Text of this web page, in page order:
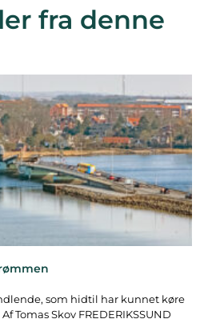
fra denne
som hidtil har kunnet køre
Tomas Skov FREDERIKSSUND